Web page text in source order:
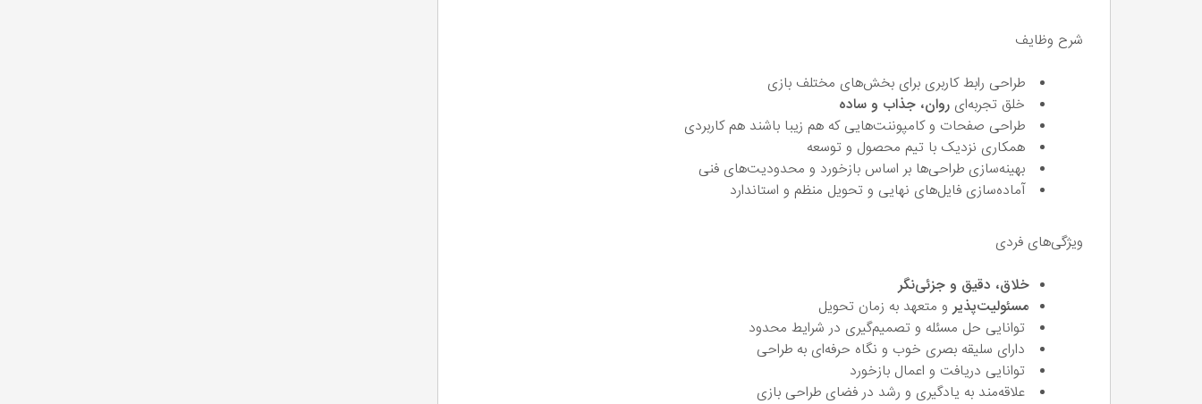
شرح وظایف
طراحی رابط کاربری برای بخش‌های مختلف بازی
خلق تجربه‌ای روان، جذاب و ساده
طراحی صفحات و کامپوننت‌هایی که هم زیبا باشند هم کاربردی
همکاری نزدیک با تیم محصول و توسعه
بهینه‌سازی طراحی‌ها بر اساس بازخورد و محدودیت‌های فنی
آماده‌سازی فایل‌های نهایی و تحویل منظم و استاندارد
ویژگی‌های فردی
خلاق، دقیق و جزئی‌نگر
مسئولیت‌پذیر و متعهد به زمان تحویل
توانایی حل مسئله و تصمیم‌گیری در شرایط محدود
دارای سلیقه بصری خوب و نگاه حرفه‌ای به طراحی
توانایی دریافت و اعمال بازخورد
علاقه‌مند به یادگیری و رشد در فضای طراحی بازی